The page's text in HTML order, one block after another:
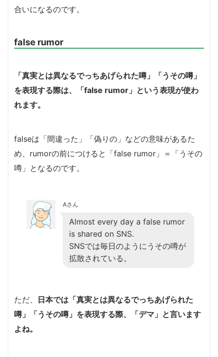
合いになるのです。
false rumor
「真実とは異なるでっちあげられた噂」「うその噂」
を表現する際は、「false rumor」という表現が使わ
れます。
falseは「間違った」「偽りの」などの意味があるた
め、rumorの前につけると「false rumor」＝「うその
噂」となるのです。
Aさん
Almost every day a false rumor
is shared on SNS.
SNSでは毎日のようにうその噂が
拡散されている。
ただ、 日本では「真実とは異なるでっちあげられた
噂」「うその噂」を表現する際、「デマ」と言います
よね。